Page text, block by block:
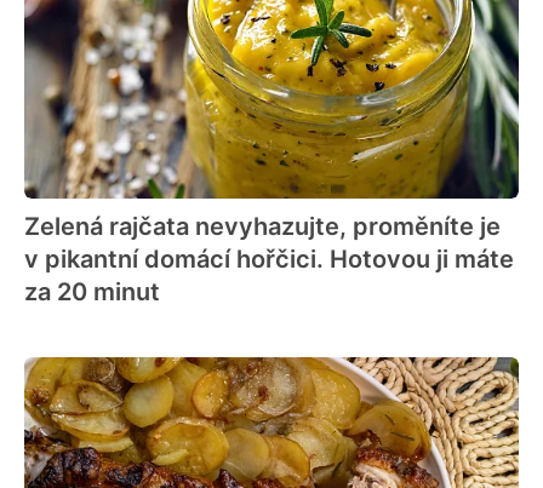
Zelená rajčata nevyhazujte, proměníte je
v pikantní domácí hořčici. Hotovou ji máte
za 20 minut